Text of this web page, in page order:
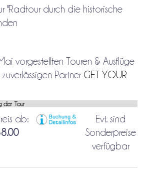
"Radtour durch die historische
vorgestellten Touren & Ausflüge
Partner GET YOUR
der Tour
ab:
Evt. sind
Sonderpreise
verfügbar